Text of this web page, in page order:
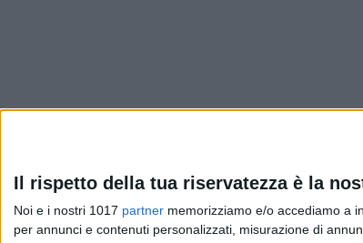
Il rispetto della tua riservatezza è la
Noi e i nostri 1017 partner memorizziamo e/o accediamo a
per annunci e contenuti personalizzati, misurazione di
PubblicatoMaggio 17, 2020in
News cinema e film